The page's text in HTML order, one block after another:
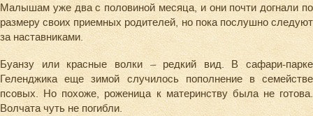
Малышам уже два с половиной месяца, и они почти догнали по
размеру своих приемных родителей, но пока послушно следуют
за наставниками.
Буанзу или красные волки – редкий вид. В сафари-парке
Геленджика еще зимой случилось пополнение в семействе
псовых. Но похоже, роженица к материнству была не готова.
Волчата чуть не погибли.